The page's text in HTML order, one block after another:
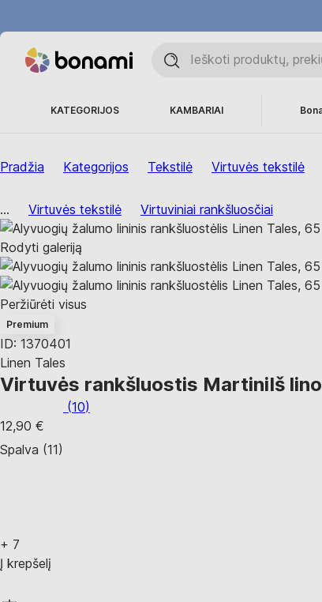
KATEGORIJOS KAMBARIAI
Pradžia Kategorijos Tekstilė Virtuvės tekstilė
... Virtuvės tekstilė Virtuviniai rankšluosčiai
Rodyti galeriją
Peržiūrėti visus
Premium
ID: 1370401
Linen Tales
Virtuvės rankšluostis MartiniIš
(10)
12,90 €
Spalva (11)
+ 7
Į krepšelį